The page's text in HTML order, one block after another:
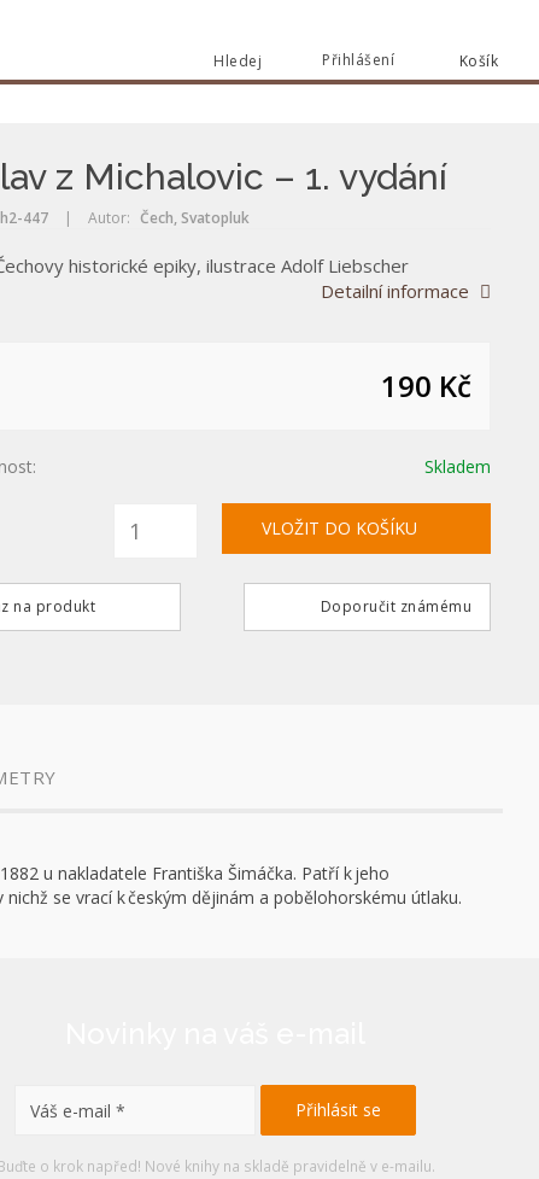
Košík
Přihlášení
Hledej
Vyhledat
z Michalovic – 1. vydání
447 | Autor: Čech, Svatopluk
historické epiky, ilustrace Adolf Liebscher
Detailní informace
190 Kč
Skladem
na produkt Doporučit známému
u nakladatele Františka Šimáčka. Patří k jeho
se vrací k českým dějinám a pobělohorskému útlaku.
o krok napřed! Nové knihy na skladě pravidelně v e-mailu.